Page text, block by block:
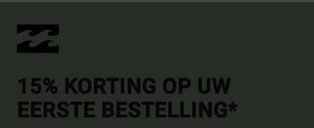
15% KORTING OP UW
EERSTE BESTELLING*